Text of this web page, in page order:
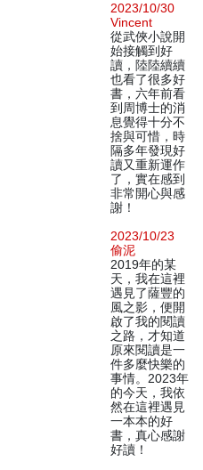
2023/10/30
Vincent
從武俠小說開
始接觸到好
讀，陸陸續續
也看了很多好
書，六年前看
到周博士的消
息覺得十分不
捨與可惜，時
隔多年發現好
讀又重新運作
了，實在感到
非常開心與感
謝！
2023/10/23
偷泥
2019年的某
天，我在這裡
遇見了薩豐的
風之影，便開
啟了我的閱讀
之路，才知道
原來閱讀是一
件多麼快樂的
事情。2023年
的今天，我依
然在這裡遇見
一本本的好
書，真心感謝
好讀！